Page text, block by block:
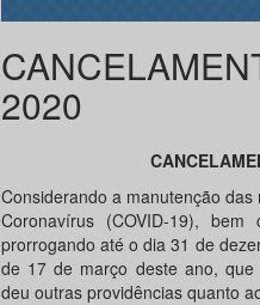
2020
Considerando a manutenção
Coronavírus (COVID-19),
prorrogando até o dia 31 de
de 17 de março deste ano, que
deu outras providências quanto